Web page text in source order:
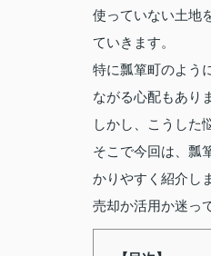
使っていない土地
ていきます。
特に瓢箪町のよう
ながる心配もあり
しかし、こうした
そこで今回は、瓢
かりやすく紹介し
売却か活用か迷っ